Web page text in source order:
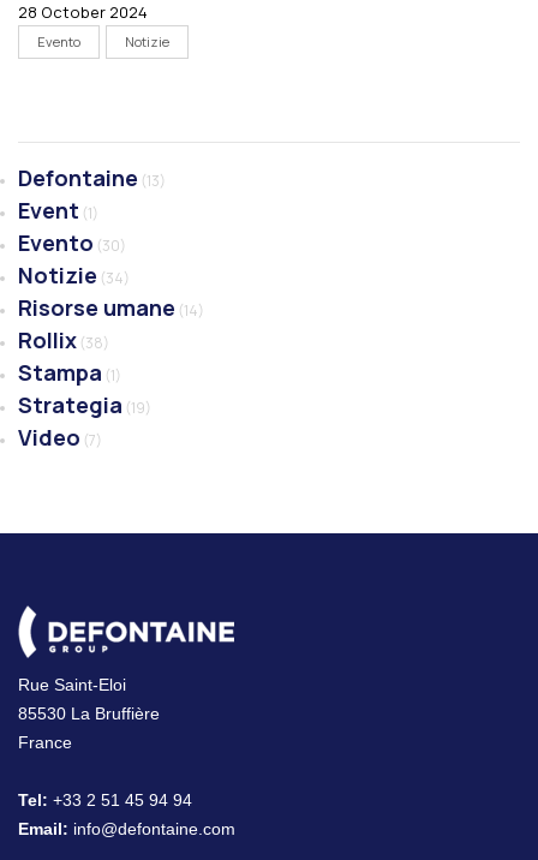
28 October 2024
Evento Notizie
Defontaine (13)
Event (1)
Evento (30)
Notizie (34)
Risorse umane (14)
Rollix (38)
Stampa (1)
Strategia (19)
Video (7)
Rue Saint-Eloi
85530 La Bruffière
France
Tel: +33 2 51 45 94 94
Email: info@defontaine.com